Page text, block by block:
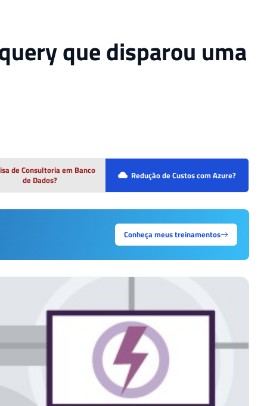
que disparou uma
de Consultoria em Banco
de Dados?
Redução de Custos com Azure?
Conheça meus treinamentos